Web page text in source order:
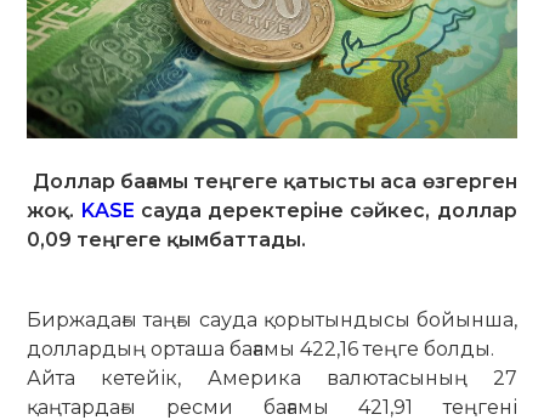
Доллар бағамы теңгеге қатысты аса өзгерген
жоқ. KASE сауда деректеріне сәйкес, доллар
0,09 теңгеге қымбаттады.
Биржадағы таңғы сауда қорытындысы бойынша,
доллардың орташа бағамы 422,16 теңге болды.
Айта кетейік, Америка валютасының 27
қаңтардағы ресми бағамы 421,91 теңгені